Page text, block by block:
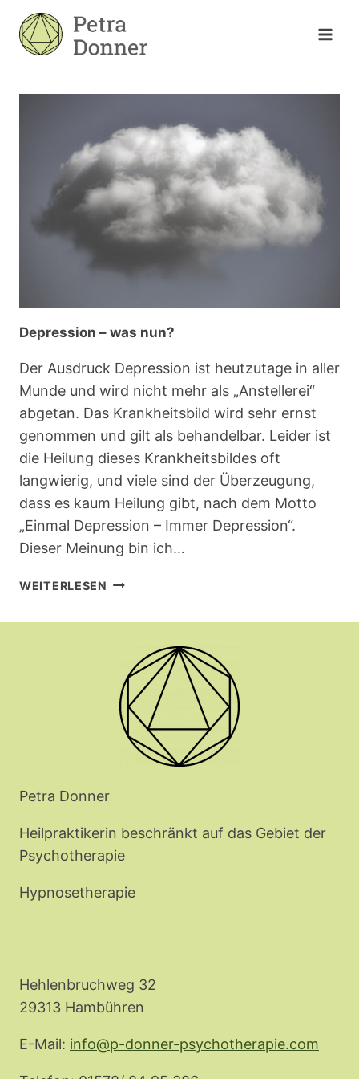
Inhalt
springen
Depression – was nun?
Der Ausdruck Depression ist heutzutage in aller
Munde und wird nicht mehr als „Anstellerei“
abgetan. Das Krankheitsbild wird sehr ernst
genommen und gilt als behandelbar. Leider ist
die Heilung dieses Krankheitsbildes oft
langwierig, und viele sind der Überzeugung,
dass es kaum Heilung gibt, nach dem Motto
„Einmal Depression – Immer Depression“.
Dieser Meinung bin ich…
WEITERLESEN DEPRESSION
WAS
Petra Donner
Heilpraktikerin beschränkt auf das Gebiet der
Psychotherapie
Hypnosetherapie
Hehlenbruchweg 32
29313 Hambühren
E-Mail: info@p-donner-psychotherapie.com